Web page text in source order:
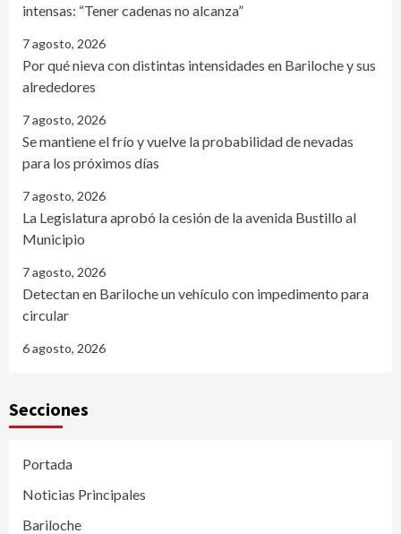
intensas: “Tener cadenas no alcanza”
7 agosto, 2026
Por qué nieva con distintas intensidades en Bariloche y sus
alrededores
7 agosto, 2026
Se mantiene el frío y vuelve la probabilidad de nevadas
para los próximos días
7 agosto, 2026
La Legislatura aprobó la cesión de la avenida Bustillo al
Municipio
7 agosto, 2026
Detectan en Bariloche un vehículo con impedimento para
circular
6 agosto, 2026
Secciones
Portada
Noticias Principales
Bariloche